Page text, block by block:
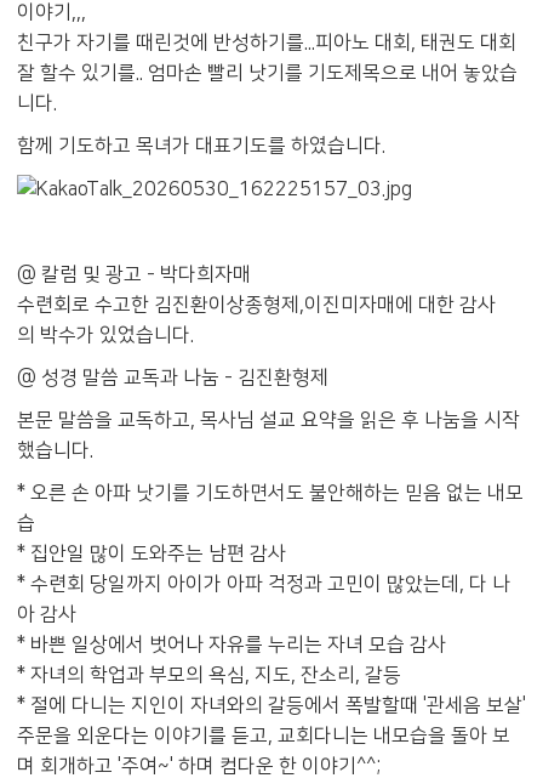
이야기,,,
친구가 자기를 때린것에 반성하기를...피아노 대회, 태권도 대회
잘 할수 있기를.. 엄마손 빨리 낫기를 기도제목으로 내어 놓았습
니다.
함께 기도하고 목녀가 대표기도를 하였습니다.
@ 칼럼 및 광고 - 박다희자매
수련회로 수고한 김진환이상종형제,이진미자매에 대한 감사
의 박수가 있었습니다.
@ 성경 말씀 교독과 나눔 - 김진환형제
본문 말씀을 교독하고, 목사님 설교 요약을 읽은 후 나눔을 시작
했습니다.
* 오른 손 아파 낫기를 기도하면서도 불안해하는 믿음 없는 내모
습
* 집안일 많이 도와주는 남편 감사
* 수련회 당일까지 아이가 아파 걱정과 고민이 많았는데, 다 나
아 감사
* 바쁜 일상에서 벗어나 자유를 누리는 자녀 모습 감사
* 자녀의 학업과 부모의 욕심, 지도, 잔소리, 갈등
* 절에 다니는 지인이 자녀와의 갈등에서 폭발할때 '관세음 보살'
주문을 외운다는 이야기를 듣고, 교회다니는 내모습을 돌아 보
며 회개하고 '주여~' 하며 컴다운 한 이야기^^;